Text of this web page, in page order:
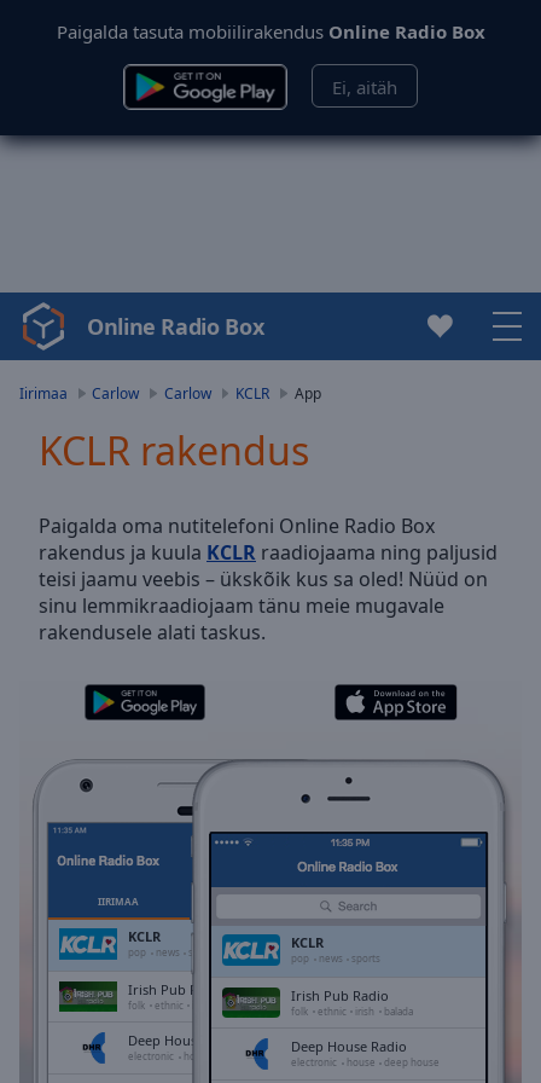
Paigalda tasuta mobiilirakendus Online Radio Box
Ei, aitäh
Video
Player
Video
Skip
Backward
Skip
Forward
Mute
Current
Duration-:-
0.00%
Stream
TypeLIVE
LIVE
Remaining
Online Radio Box
Iirimaa Carlow Carlow KCLR App
KCLR rakendus
Paigalda oma nutitelefoni Online Radio Box
rakendus ja kuula KCLR raadiojaama ning paljusid
teisi jaamu veebis – ükskõik kus sa oled! Nüüd on
sinu lemmikraadiojaam tänu meie mugavale
rakendusele alati taskus.
IIRIMAA
KCLR
pop news sports
Irish Pub Radio
folk ethnic balada
Deep House Radio
electronic house deep house
KCLR
pop news sports
Irish Pub Radio
folk ethnic irish balada
Deep House Radio
electronic house deep house